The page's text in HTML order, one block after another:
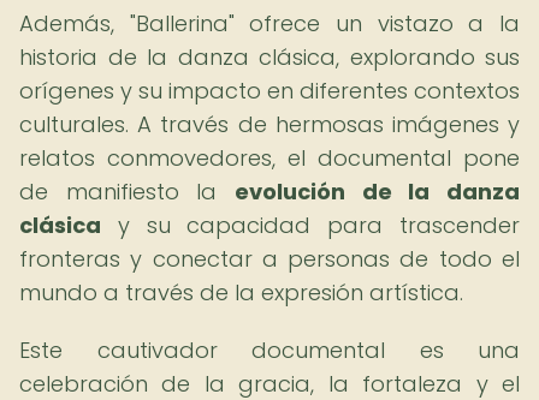
Además, "Ballerina" ofrece un vistazo a la
historia de la danza clásica, explorando sus
orígenes y su impacto en diferentes contextos
culturales. A través de hermosas imágenes y
relatos conmovedores, el documental pone
de manifiesto la evolución de la danza
clásica y su capacidad para trascender
fronteras y conectar a personas de todo el
mundo a través de la expresión artística.
Este cautivador documental es una
celebración de la gracia, la fortaleza y el